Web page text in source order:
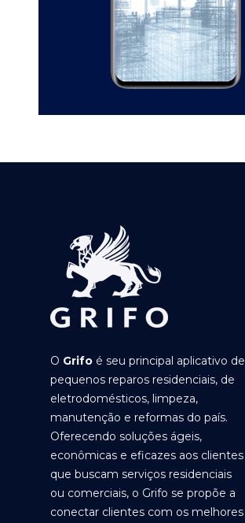
O Grifo é seu principal aplicativo de
pequenos reparos residenciais, de
eletrodomésticos, limpeza,
manutenção e reformas do país.
Oferecendo soluções ágeis,
econômicas e eficazes aos clientes
que buscam serviços residenciais
ou comerciais, o Grifo se propõe a
conectar clientes com os melhores